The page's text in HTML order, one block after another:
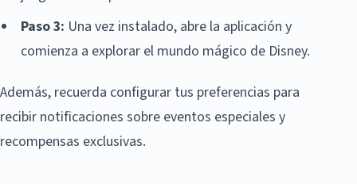
Paso 3: Una vez instalado, abre la aplicación y
comienza a explorar el mundo mágico de Disney.
Además, recuerda configurar tus preferencias para
recibir notificaciones sobre eventos especiales y
recompensas exclusivas.